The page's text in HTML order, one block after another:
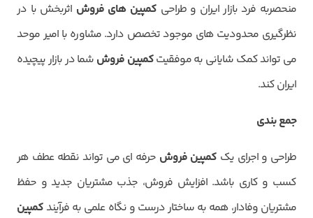
منحصربه فرد بازار ایران و طراحی کمپین های فروش اثربخش با در
نظرگیری محدودیت های موجود تخصص دارد. مشاوره با امیر موحد
می تواند کمک شایانی به موفقیتکمپین فروش شما در بازار پیچیده
ایران کند.
جمع بندی
طراحی و اجرای یک کمپین فروش حرفه ای می تواند نقطه عطف هر
کسب و کاری باشد. افزایش فروش، جذب مشتریان جدید و حفظ
مشتریان وفادار، همه به ساختار درست و نگاه علمی به فرآیند کمپین